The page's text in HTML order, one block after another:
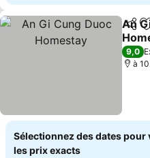
An
9,0
à
Sélectionnez des dates pour
les prix exacts